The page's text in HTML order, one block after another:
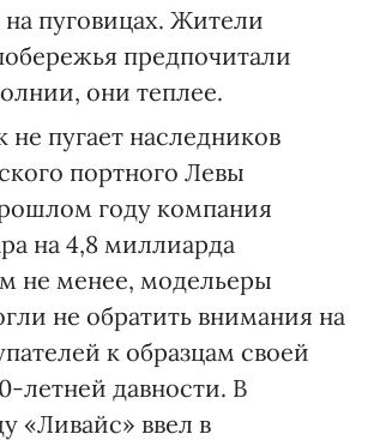
пуговицах. Жители
предпочитали
они теплее.
пугает наследников
портного Левы
году компания
на 4,8 миллиарда
не менее, модельеры
не обратить внимания на
к образцам своей
летней давности. В
«Ливайс» ввел в